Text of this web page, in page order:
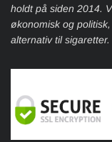
holdt på siden 2014.
økonomisk og
alternativ til sigaretter.